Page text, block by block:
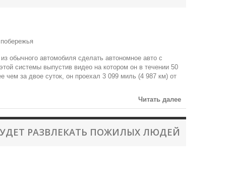
обычного автомобиля сделать автономное авто с
системы выпустив видео на котором он в течении 50
чем за двое суток, он проехал 3 099 миль (4 987 км) от
Читать далее
РАЗВЛЕКАТЬ ПОЖИЛЫХ ЛЮДЕЙ